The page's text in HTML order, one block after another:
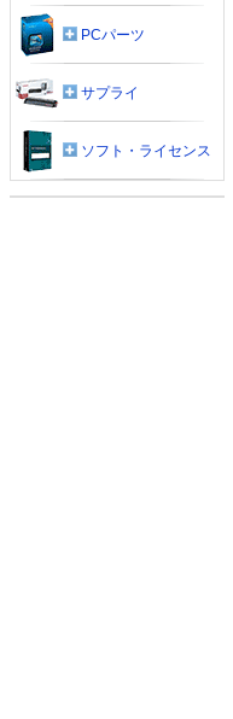
PCパーツ
サプライ
ソフト・ライセンス